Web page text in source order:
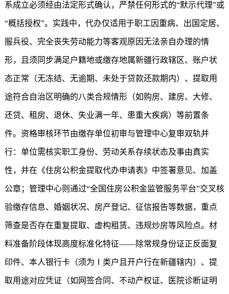
系成立必须经由法定形式确认，严禁任何形式的“默示代理”或
“概括授权”。实践中，代办仅适用于职工因重病、出国定居、
服兵役、完全丧失劳动能力等客观原因无法亲自办理的情
形，且须同步满足户籍地或缴存地属新疆行政辖区、账户状
态正常（无冻结、无逾期、未处于贷款还款期内）、提取用
途符合自治区明确的八类合规情形（如购房、建房、大修、
还贷、租房、退休、失业满一年、患重大疾病）等前置条
件。资格审核环节由缴存单位初审与管理中心复审双轨并
行：单位需核实职工身份、劳动关系存续状态及事由真实
性，并在《住房公积金提取代办申请表》中签署意见、加盖
公章；管理中心则通过“全国住房公积金监管服务平台”交叉核
验缴存信息、婚姻状况、房产登记、征信报告等数据，重点
筛查是否存在重复提取、虚构租赁、违规炒房等风险点。材
料准备阶段体现高度标准化特征——除常规身份证正反面复
印件、本人银行卡（须为Ⅰ类户且开户行在新疆辖内）、提
取用途对应凭证（如网签合同、不动产权证、医院诊断证明